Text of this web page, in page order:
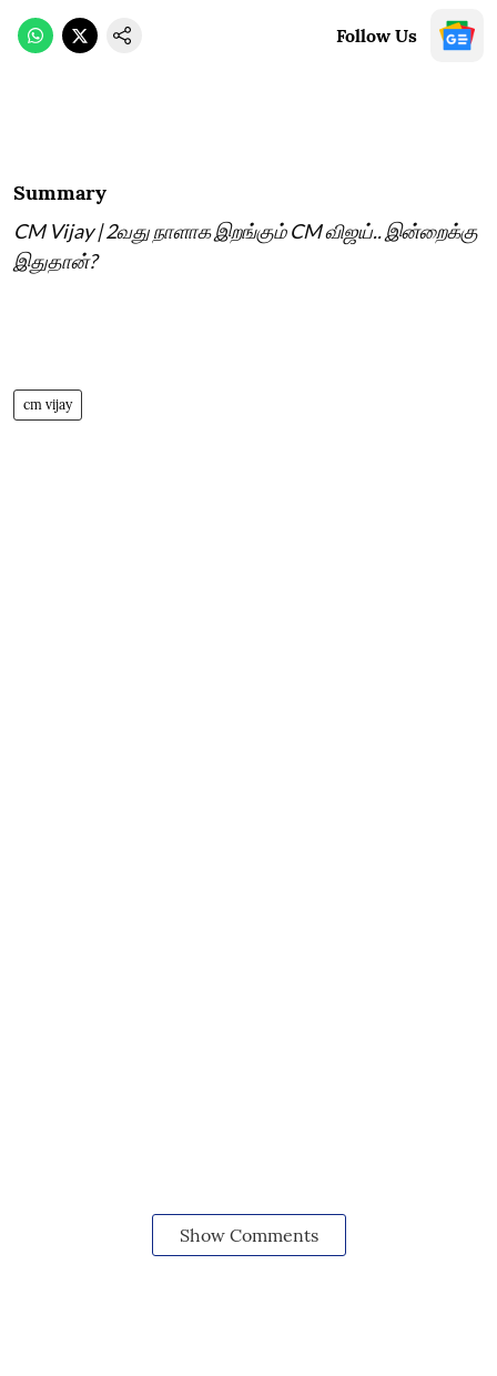
Follow Us
Summary
CM Vijay | 2வது நாளாக இறங்கும் CM விஜய்.. இன்றைக்கு
இதுதான்?
cm vijay
Show Comments